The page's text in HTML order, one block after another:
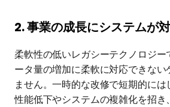
2. 事業の成長にシステムが
柔軟性の低いレガシーテクノロジ
ータ量の増加に柔軟に対応できない
ません。一時的な改修で短期的に
性能低下やシステムの複雑化を招